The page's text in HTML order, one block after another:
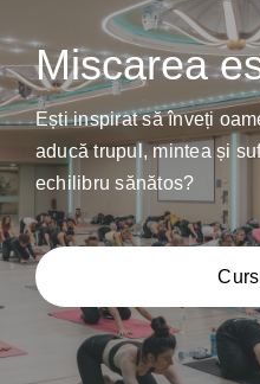
Miscarea
Ești inspirat să înveți
aducă trupul, mintea și
echilibru sănătos?